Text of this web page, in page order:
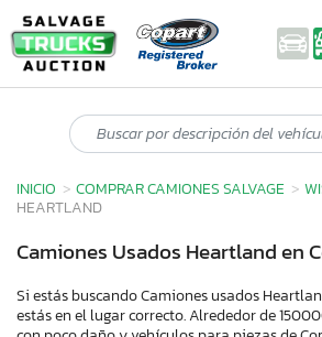
INICIO COMPRAR CAMIONES SALVAGE
HEARTLAND
Camiones Usados Heartland en
Si estás buscando Camiones usados
estás en el lugar correcto. Alrededor de